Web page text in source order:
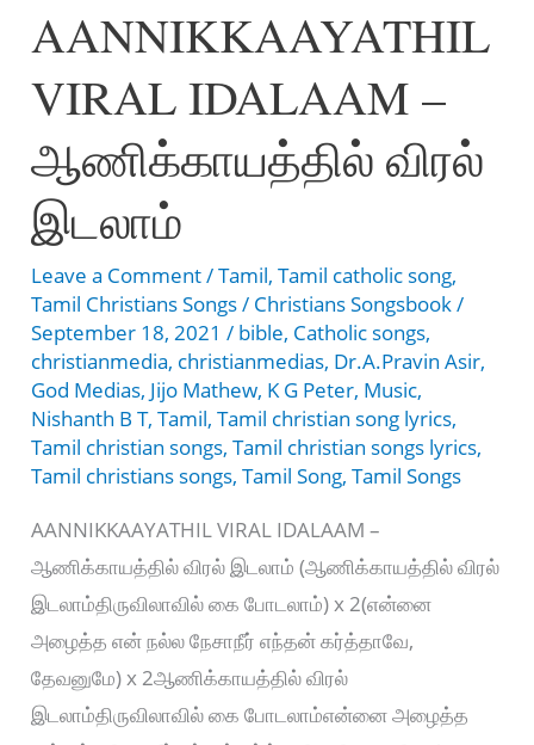
AANNIKKAAYATHIL
VIRAL IDALAAM –
ஆணிக்காயத்தில் விரல்
இடலாம்
Leave a Comment/Tamil,Tamil catholic song,
Tamil Christians Songs/ Christians Songsbook/
September 18, 2021/ bible, Catholic songs,
christianmedia, christianmedias, Dr.A.Pravin Asir,
God Medias, Jijo Mathew, K G Peter, Music,
Nishanth B T,Tamil,Tamil christian song lyrics,
Tamil christian songs,Tamil christian songs lyrics,
Tamil christians songs,Tamil Song,Tamil Songs
AANNIKKAAYATHIL VIRAL IDALAAM –
ஆணிக்காயத்தில் விரல் இடலாம் (ஆணிக்காயத்தில் விரல்
இடலாம்திருவிலாவில் கை போடலாம்) x 2(என்னை
அழைத்த என் நல்ல நேசாநீர் எந்தன் கர்த்தாவே,
தேவனுமே) x 2ஆணிக்காயத்தில் விரல்
இடலாம்திருவிலாவில் கை போடலாம்என்னை அழைத்த